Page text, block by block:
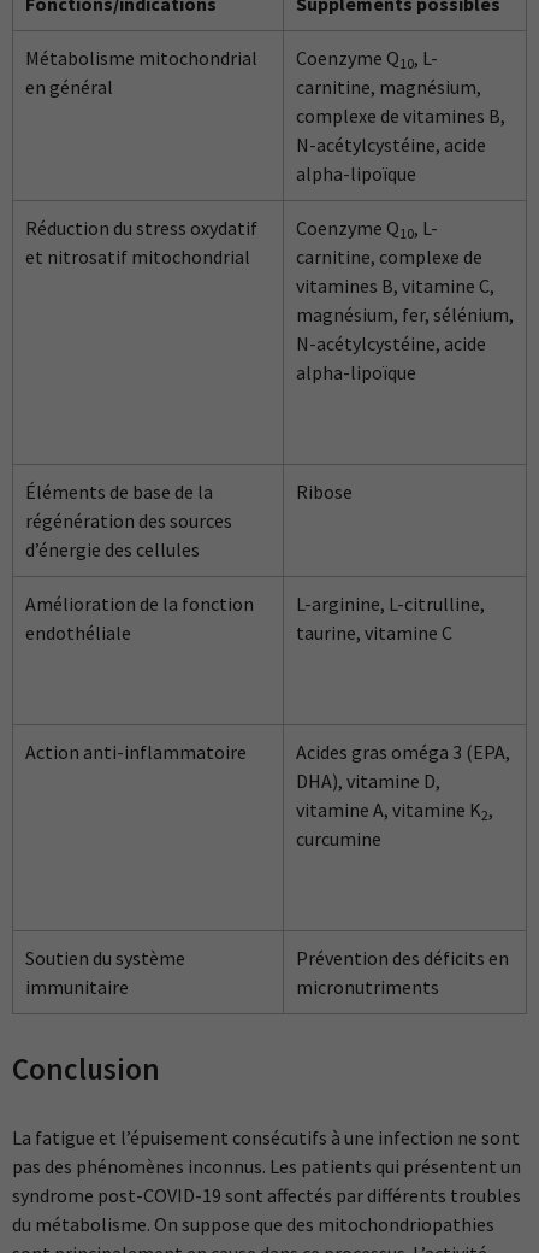
Métabolisme mitochondrial
en général
Coenzyme Q 10, L-
carnitine, magnésium,
complexe de vitamines B,
N-acétylcystéine, acide
alpha-lipoïque
Réduction du stress oxydatif
et nitrosatif mitochondrial
Coenzyme Q 10, L-
carnitine, complexe de
vitamines B, vitamine C,
magnésium, fer, sélénium,
N-acétylcystéine, acide
alpha-lipoïque
Éléments de base de la
régénération des sources
d’énergie des cellules
Ribose
Amélioration de la fonction
endothéliale
L-arginine, L-citrulline,
taurine, vitamine C
Action anti-inflammatoire
Acides gras oméga 3 (EPA,
DHA), vitamine D,
vitamine A, vitamine K2,
curcumine
Soutien du système
immunitaire
Prévention des déficits en
micronutriments
Conclusion
La fatigue et l’épuisement consécutifs à une infection ne sont
pas des phénomènes inconnus. Les patients qui présentent un
syndrome post-COVID-19 sont affectés par différents troubles
du métabolisme. On suppose que des mitochondriopathies